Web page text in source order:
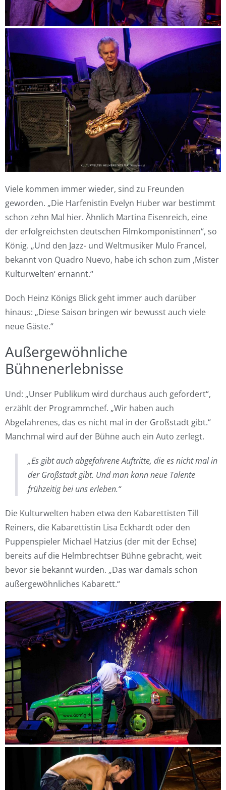
Viele kommen immer wieder, sind zu Freunden
geworden. „Die Harfenistin Evelyn Huber war bestimmt
schon zehn Mal hier. Ähnlich Martina Eisenreich, eine
der erfolgreichsten deutschen Filmkomponistinnen“, so
König. „Und den Jazz- und Weltmusiker Mulo Francel,
bekannt von Quadro Nuevo, habe ich schon zum ‚Mister
Kulturwelten‘ ernannt.“
Doch Heinz Königs Blick geht immer auch darüber
hinaus: „Diese Saison bringen wir bewusst auch viele
neue Gäste.“
Außergewöhnliche
Bühnenerlebnisse
Und: „Unser Publikum wird durchaus auch gefordert“,
erzählt der Programmchef. „Wir haben auch
Abgefahrenes, das es nicht mal in der Großstadt gibt.“
Manchmal wird auf der Bühne auch ein Auto zerlegt.
„Es gibt auch abgefahrene Auftritte, die es nicht mal in
der Großstadt gibt. Und man kann neue Talente
frühzeitig bei uns erleben.“
Die Kulturwelten haben etwa den Kabarettisten Till
Reiners, die Kabarettistin Lisa Eckhardt oder den
Puppenspieler Michael Hatzius (der mit der Echse)
bereits auf die Helmbrechtser Bühne gebracht, weit
bevor sie bekannt wurden. „Das war damals schon
außergewöhnliches Kabarett.“